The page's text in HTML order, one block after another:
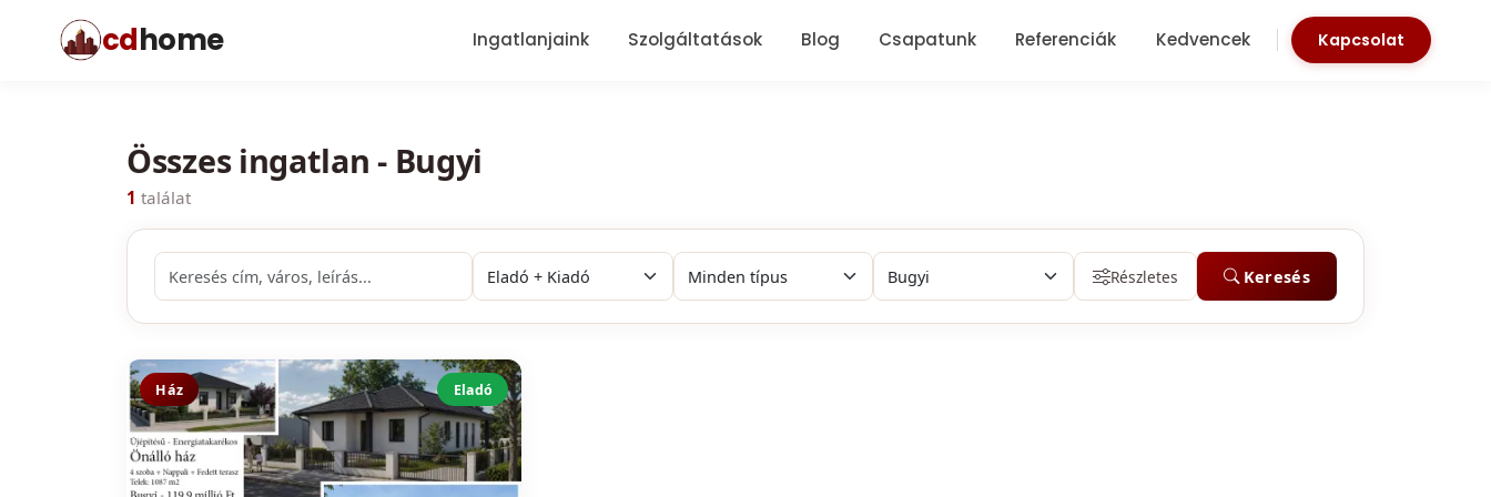
cdhome Ingatlanjaink Szolgáltatások Blog Csapatunk Referenciák Kedvencek Kapcsolat
Összes ingatlan - Bugyi
1 találat
Részletes Keresés
Ház Eladó